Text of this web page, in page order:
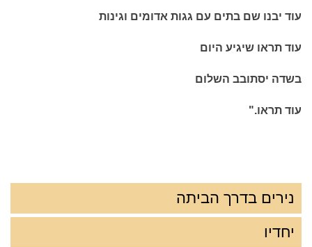
עוד יבנו שם בתים עם גגות אדומים וגינות
עוד תראו שיגיע היום
בשדה יסתובב השלום
עוד תראו."
נירים בדרך הביתה
יחדיו